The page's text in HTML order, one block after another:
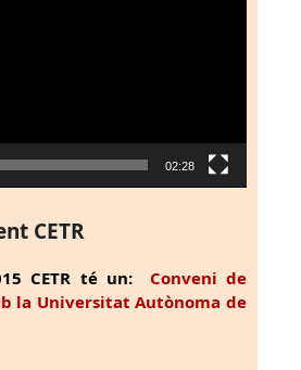
02:28
CETR
CETR té un: Conveni de
la Universitat Autònoma de